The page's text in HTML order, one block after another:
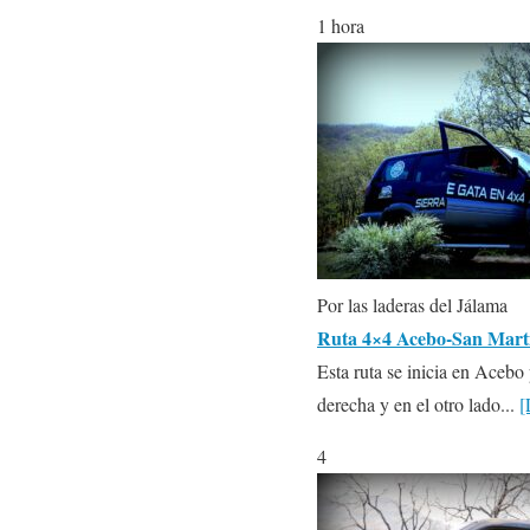
1 hora
Por las laderas del Jálama
Ruta 4×4 Acebo-San
Esta ruta se inicia en
derecha y en el otro lado...
4